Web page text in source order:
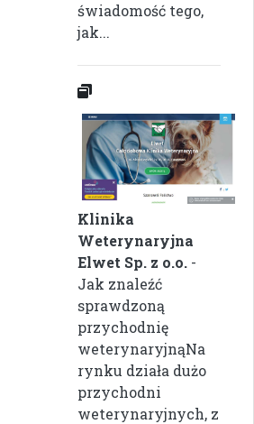
świadomość tego,
jak...
Klinika
Weterynaryjna
Elwet Sp. z o.o. -
Jak znaleźć
sprawdzoną
przychodnię
weterynaryjnąNa
rynku działa dużo
przychodni
weterynaryjnych, z